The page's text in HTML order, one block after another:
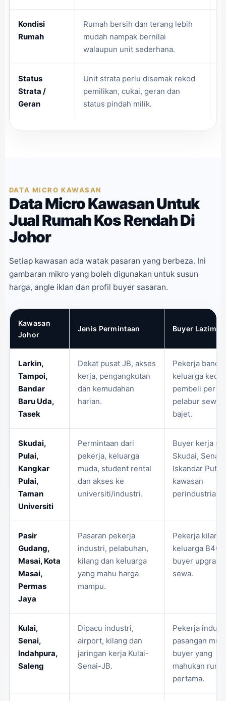
Kondisi
Rumah
Rumah bersih dan terang lebih
mudah nampak bernilai
walaupun unit sederhana.
Status
Strata /
Geran
Unit strata perlu disemak rekod
pemilikan, cukai, geran dan
status pindah milik.
DATA MICRO KAWASAN
Data Micro Kawasan Untuk
Jual Rumah Kos Rendah Di
Johor
Setiap kawasan ada watak pasaran yang berbeza. Ini
gambaran mikro yang boleh digunakan untuk susun
harga, angle iklan dan profil buyer sasaran.
Kawasan
Johor
Jenis Permintaan Buyer Lazim
Larkin,
Tampoi,
Bandar
Baru Uda,
Tasek
Dekat pusat JB, akses
kerja, pengangkutan
dan kemudahan
harian.
Pekerja
keluarga kecil,
pembeli
pelabur
bajet.
Skudai,
Pulai,
Kangkar
Pulai,
Taman
Universiti
Permintaan dari
pekerja, keluarga
muda, student rental
dan akses ke
universiti/industri.
Buyer kerja
Skudai, Senai,
Iskandar
kawasan
perindustrian.
Pasir
Gudang,
Masai, Kota
Masai,
Permas
Jaya
Pasaran pekerja
industri, pelabuhan,
kilang dan keluarga
yang mahu harga
mampu.
Pekerja kilang,
keluarga B40/
buyer
sewa.
Kulai,
Senai,
Indahpura,
Saleng
Dipacu industri,
airport, kilang dan
jaringan kerja Kulai-
Senai-JB.
Pekerja
pasangan
buyer yang
mahukan
pertama.